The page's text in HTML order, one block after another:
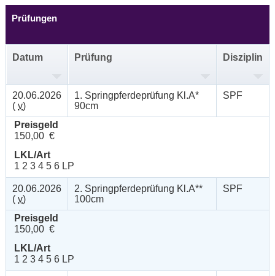
Prüfungen
Datum Prüfung Disziplin
20.06.2026
( v)
1. Springpferdeprüfung Kl.A*
90cm
SPF
Preisgeld
150,00 €
LKL/Art
1 2 3 4 5 6 LP
20.06.2026
( v)
2. Springpferdeprüfung Kl.A**
100cm
SPF
Preisgeld
150,00 €
LKL/Art
1 2 3 4 5 6 LP